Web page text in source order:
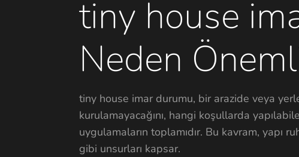
tiny house
Neden
tiny house imar durumu, bir arazide veya
kurulamayacağını, hangi koşullarda
uygulamaların toplamıdır. Bu kavram, yapı
gibi unsurları kapsar.